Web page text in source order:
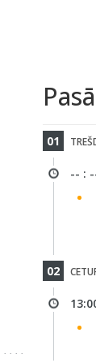
01
-- :
02